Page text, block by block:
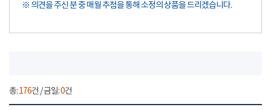
※ 의견을 주신 분 중 매월 추첨을 통해 소정의 상품을 드리겠습니다.
총:176건 / 금일:0건